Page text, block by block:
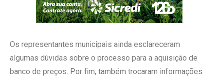
Os representantes municipais ainda esclareceram
algumas dúvidas sobre o processo para a aquisição de
banco de preços. Por fim, também trocaram informações